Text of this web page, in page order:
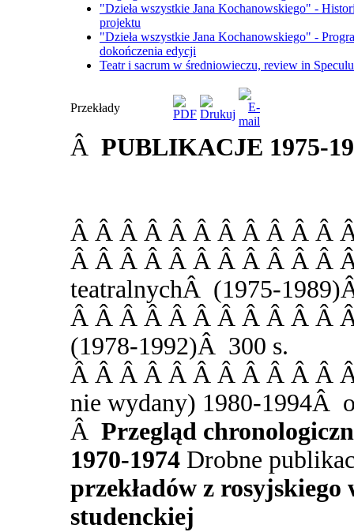
"Dzieła wszystkie Jana Kochanowskiego" -
projektu
"Dzieła wszystkie Jana Kochanowskiego" -
dokończenia edycji
Teatr i sacrum w średniowieczu, review in
Przekłady
Â PUBLIKACJE 1975-
Â Â Â Â Â Â Â Â Â Â Â
Â Â Â Â Â Â Â Â Â Â Â
teatralnychÂ (1975-
Â Â Â Â Â Â Â Â Â Â Â
(1978-1992)Â 300 s.
Â Â Â Â Â Â Â Â Â Â Â
nie wydany) 1980-1994Â
Â Przegląd
1970-1974 Drobne
przekładów z rosyjskiego
studenckiej